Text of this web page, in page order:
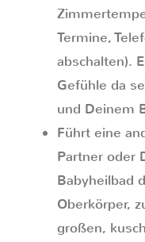
Termine,
abschalten).
Gefühle da
und Deinem
Führt eine
Partner oder
Babyheilbad
Oberkörper,
großen,